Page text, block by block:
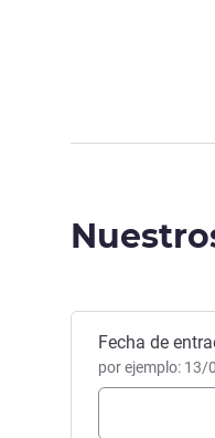
Reservar
Fecha de
por ejemplo: 13/